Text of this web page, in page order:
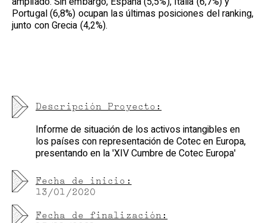
Portugal (6,8%) ocupan las últimas posiciones del ranking,
junto con Grecia (4,2%).
Descripción Proyecto:
Informe de situación de los activos intangibles en
los países con representación de Cotec en Europa,
presentando en la 'XIV Cumbre de Cotec Europa'
Fecha de inicio:
13/01/2020
Fecha de finalización: